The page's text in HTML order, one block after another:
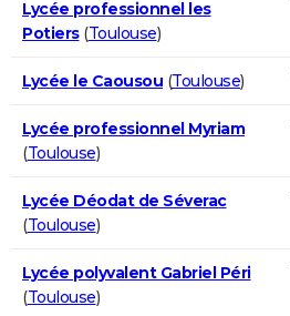
Lycée professionnel les
Potiers(Toulouse)
Lycée le Caousou (Toulouse)
Lycée professionnel Myriam
(Toulouse)
Lycée Déodat de Séverac
(Toulouse)
Lycée polyvalent Gabriel Péri
(Toulouse)